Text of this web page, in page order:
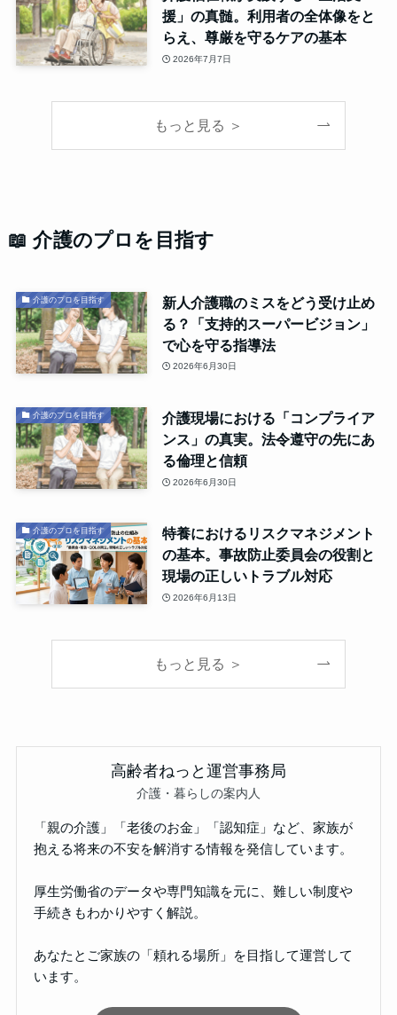
援」の真髄。利用者の全体像をと
らえ、尊厳を守るケアの基本
2026年7月7日
もっと見る ＞
📖 介護のプロを目指す
介護のプロを目指す
新人介護職のミスをどう受け止め
る？「支持的スーパービジョン」
で心を守る指導法
2026年6月30日
介護のプロを目指す
介護現場における「コンプライア
ンス」の真実。法令遵守の先にあ
る倫理と信頼
2026年6月30日
介護のプロを目指す
特養におけるリスクマネジメント
の基本。事故防止委員会の役割と
現場の正しいトラブル対応
2026年6月13日
もっと見る ＞
高齢者ねっと運営事務局
介護・暮らしの案内人
「親の介護」「老後のお金」「認知症」など、家族が
抱える将来の不安を解消する情報を発信しています。
厚生労働省のデータや専門知識を元に、難しい制度や
手続きもわかりやすく解説。
あなたとご家族の「頼れる場所」を目指して運営して
います。